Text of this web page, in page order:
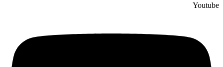
Youtube